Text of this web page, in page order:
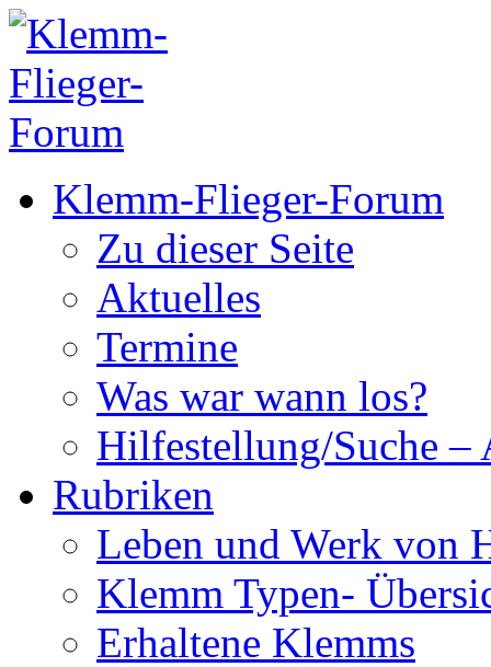
Klemm-Flieger-Forum
Zu dieser Seite
Aktuelles
Termine
Was war wann los?
Hilfestellung/Suche –
Rubriken
Leben und Werk von
Klemm Typen-
Erhaltene Klemms